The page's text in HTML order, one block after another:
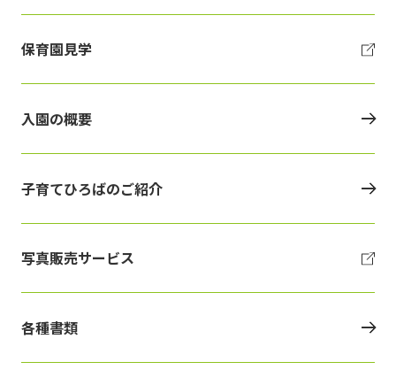
保育園見学
入園の概要
子育てひろばのご紹介
写真販売サービス
各種書類